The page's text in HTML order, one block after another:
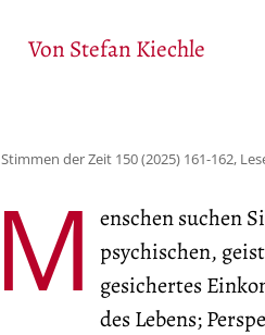
Von Stefan Kiechle
Stimmen der Zeit 150 (2025) 161-162,
M enschen suchen
psychischen,
gesichertes
des Lebens;